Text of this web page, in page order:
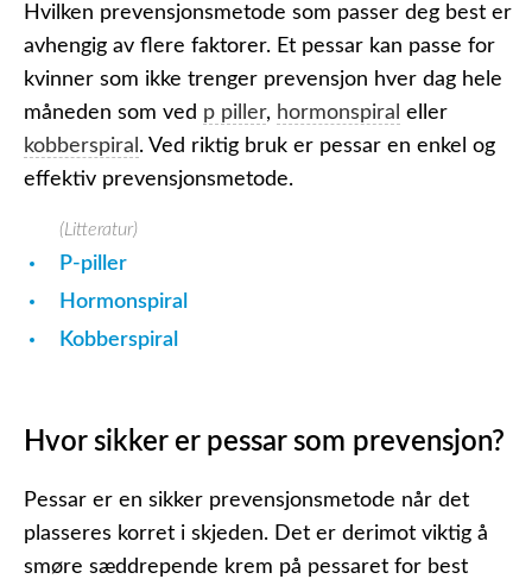
Hvilken prevensjonsmetode som passer deg best er
avhengig av flere faktorer. Et pessar kan passe for
kvinner som ikke trenger prevensjon hver dag hele
måneden som ved p piller, hormonspiral eller
kobberspiral . Ved riktig bruk er pessar en enkel og
effektiv prevensjonsmetode.
(Litteratur)
P-piller
Hormonspiral
Kobberspiral
Hvor sikker er pessar som prevensjon?
Pessar er en sikker prevensjonsmetode når det
plasseres korret i skjeden. Det er derimot viktig å
smøre sæddrepende krem på pessaret for best